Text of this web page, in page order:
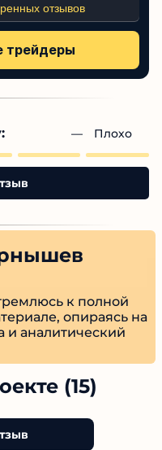
отзывов
— Плохо
к полной
опираясь на
и аналитический
(15)